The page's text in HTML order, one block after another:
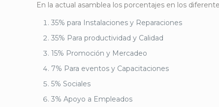
En la actual asamblea los porcentajes en los
35% para Instalaciones y Reparaciones
35% Para productividad y Calidad
15% Promoción y Mercadeo
7% Para eventos y Capacitaciones
5% Sociales
3% Apoyo a Empleados